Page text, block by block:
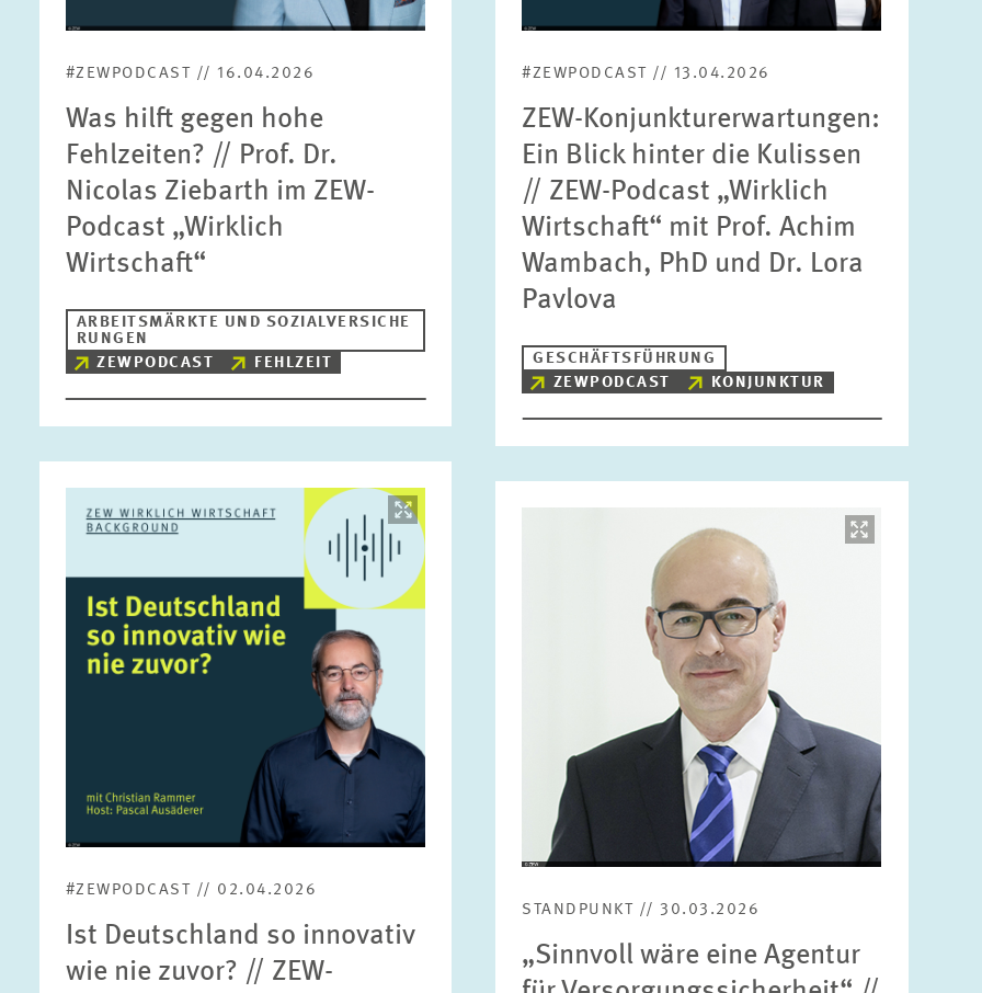
Themen
Bitte wählen
Schlagworte
#ZEWPODCAST // 16.04.2026
Was hilft gegen hohe
Fehlzeiten? // Prof. Dr.
Nicolas Ziebarth im ZEW-
Podcast „Wirklich
Wirtschaft“
ARBEITSMÄRKTE UND SOZIALVERSICHE
RUNGEN
ZEWPODCAST
FEHLZEIT
#ZEWPODCAST // 13.04.2026
ZEW-Konjunkturerwartungen:
Ein Blick hinter die Kulissen
// ZEW-Podcast „Wirklich
Wirtschaft“ mit Prof. Achim
Wambach, PhD und Dr. Lora
Pavlova
GESCHÄFTSFÜHRUNG
ZEWPODCAST
KONJUNKTUR
öffnet
Ansicht
#ZEWPODCAST // 02.04.2026
Ist Deutschland so innovativ
wie nie zuvor? // ZEW-
STANDPUNKT // 30.03.2026
„Sinnvoll wäre eine Agentur